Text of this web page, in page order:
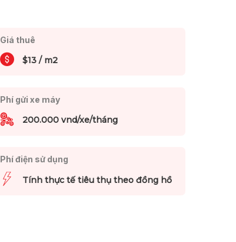
Giá thuê
$13 / m2
Phí gửi xe máy
200.000 vnd/xe/tháng
Phí điện sử dụng
Tính thực tế tiêu thụ theo đồng hồ